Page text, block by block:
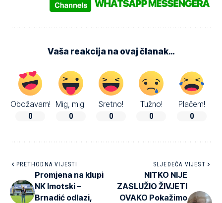
Vaša reakcija na ovaj članak…
Obožavam!
0
Mig, mig!
0
Sretno!
0
Tužno!
0
Plačem!
0
PRETHODNA VIJESTI
Promjena na klupi
NK Imotski –
Brnadić odlazi,
SLJEDEĆA VIJEST
NITKO NIJE
ZASLUŽIO ŽIVJETI
OVAKO Pokažimo